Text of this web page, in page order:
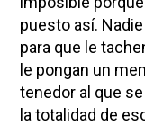
puesto así.
para que le
le pongan un
tenedor al que
la totalidad de